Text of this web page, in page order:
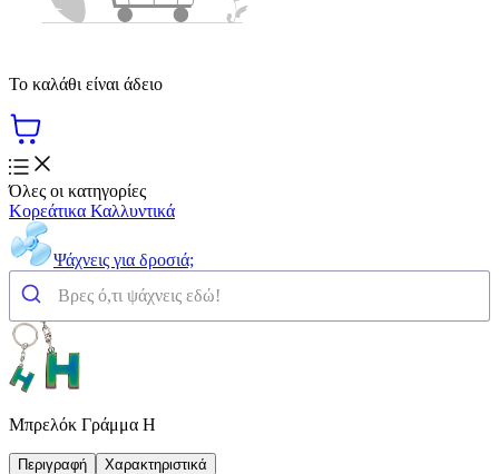
Το καλάθι είναι άδειο
Όλες οι κατηγορίες
Κορεάτικα Καλλυντικά
Ψάχνεις για δροσιά;
Μπρελόκ Γράμμα H
Περιγραφή Χαρακτηριστικά